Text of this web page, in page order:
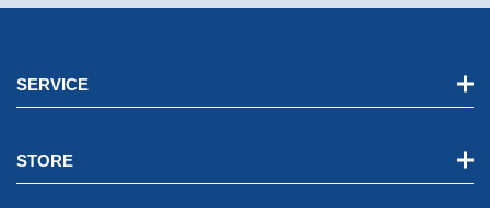
SERVICE
STORE